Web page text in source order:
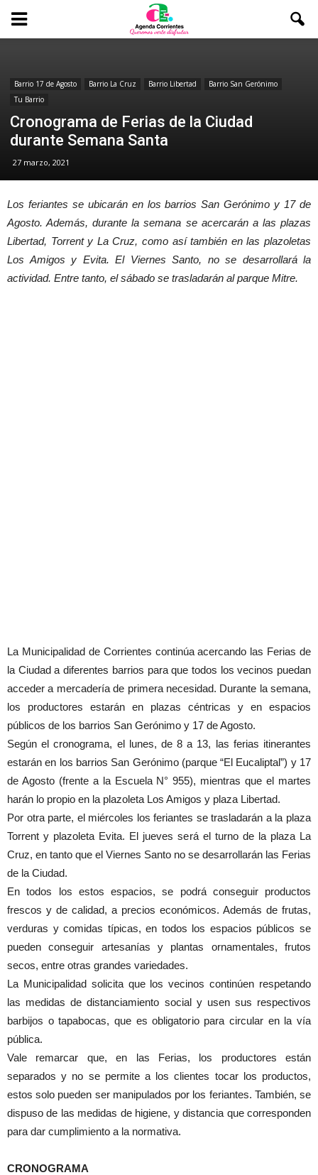
Barrio 17 de Agosto Barrio La Cruz Barrio Libertad
Barrio San Gerónimo
Tu Barrio
Cronograma de Ferias de la Ciudad
durante Semana Santa
27 marzo, 2021
Los feriantes se ubicarán en los barrios San Gerónimo y 17 de
Agosto. Además, durante la semana se acercarán a las plazas
Libertad, Torrent y La Cruz, como así también en las plazoletas
Los Amigos y Evita. El Viernes Santo, no se desarrollará la
actividad. Entre tanto, el sábado se trasladarán al parque Mitre.
La Municipalidad de Corrientes continúa acercando las Ferias de
la Ciudad a diferentes barrios para que todos los vecinos puedan
acceder a mercadería de primera necesidad. Durante la semana,
los productores estarán en plazas céntricas y en espacios
públicos de los barrios San Gerónimo y 17 de Agosto.
Según el cronograma, el lunes, de 8 a 13, las ferias itinerantes
estarán en los barrios San Gerónimo (parque “El Eucaliptal”) y 17
de Agosto (frente a la Escuela N° 955), mientras que el martes
harán lo propio en la plazoleta Los Amigos y plaza Libertad.
Por otra parte, el miércoles los feriantes se trasladarán a la plaza
Torrent y plazoleta Evita. El jueves será el turno de la plaza La
Cruz, en tanto que el Viernes Santo no se desarrollarán las Ferias
de la Ciudad.
En todos los estos espacios, se podrá conseguir productos
frescos y de calidad, a precios económicos. Además de frutas,
verduras y comidas típicas, en todos los espacios públicos se
pueden conseguir artesanías y plantas ornamentales, frutos
secos, entre otras grandes variedades.
La Municipalidad solicita que los vecinos continúen respetando
las medidas de distanciamiento social y usen sus respectivos
barbijos o tapabocas, que es obligatorio para circular en la vía
pública.
Vale remarcar que, en las Ferias, los productores están
separados y no se permite a los clientes tocar los productos,
estos solo pueden ser manipulados por los feriantes. También, se
dispuso de las medidas de higiene, y distancia que corresponden
para dar cumplimiento a la normativa.
CRONOGRAMA